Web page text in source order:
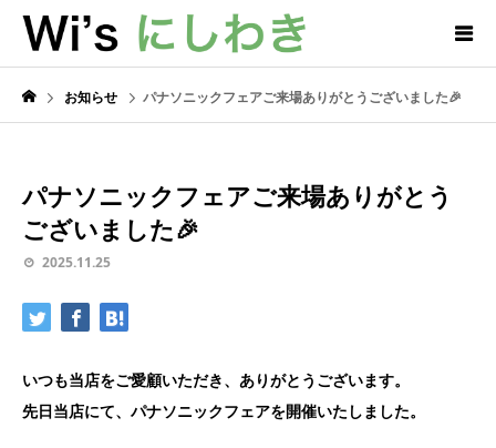
お知らせ パナソニックフェアご来場ありがとうございました🎉
パナソニックフェアご来場ありがとう
ございました🎉
2025.11.25
いつも当店をご愛顧いただき、ありがとうございます。
先日当店にて、パナソニックフェアを開催いたしました。